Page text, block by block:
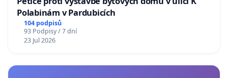
Polabinám v Pardubicích
104 podpisů
93 Podpisy / 7 dní
23 Jul 2026